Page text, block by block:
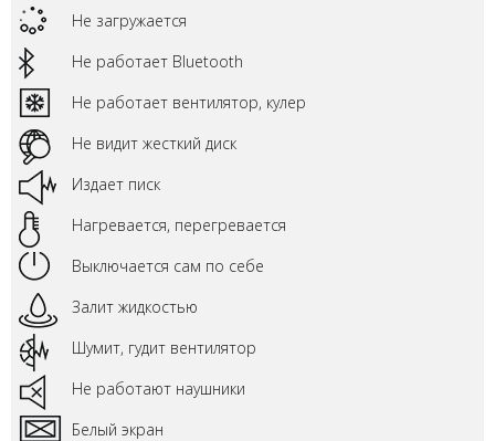
Не загружается
Не работает Bluetooth
Не работает вентилятор, кулер
Не видит жесткий диск
Издает писк
Нагревается, перегревается
Выключается сам по себе
Залит жидкостью
Шумит, гудит вентилятор
Не работают наушники
Белый экран